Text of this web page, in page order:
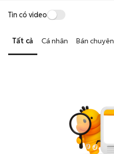
Tin có video
Tất cả Cá nhân Bán chuyên